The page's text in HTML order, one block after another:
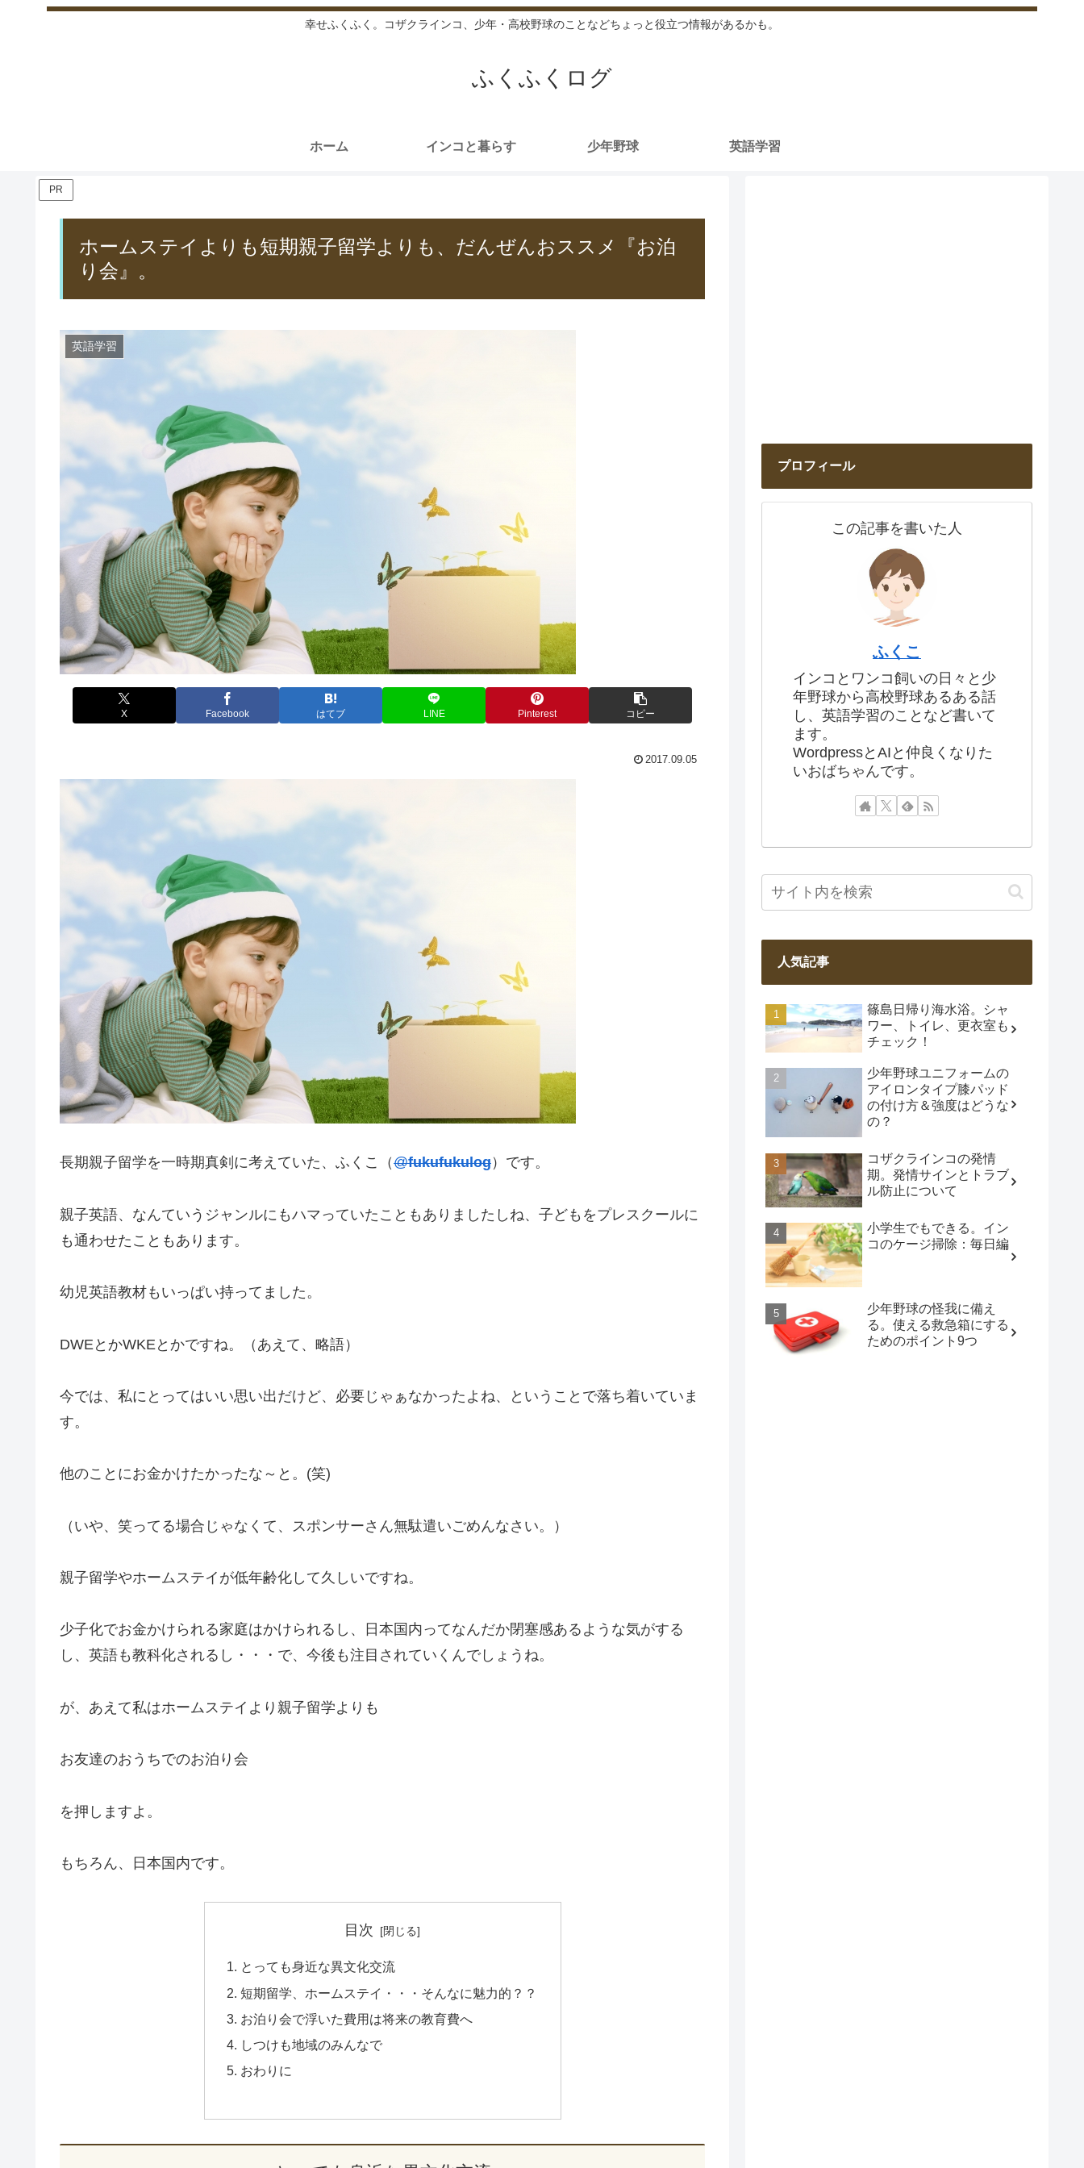
幸せふくふく。コザクラインコ、少年・高校野球のことなどちょっと役立つ情報があるかも。
ふくふくログ
ホーム インコと暮らす 少年野球 英語学習
PR
ホームステイよりも短期親子留学よりも、だんぜんおススメ『お泊
り会』。
英語学習
X Facebook はてブ LINE Pinterest コピー
2017.09.05
長期親子留学を一時期真剣に考えていた、ふくこ（@fukufukulog）です。
親子英語、なんていうジャンルにもハマっていたこともありましたしね、子どもをプレスクールに
も通わせたこともあります。
幼児英語教材もいっぱい持ってました。
DWEとかWKEとかですね。（あえて、略語）
今では、私にとってはいい思い出だけど、必要じゃぁなかったよね、ということで落ち着いていま
す。
他のことにお金かけたかったな～と。(笑)
（いや、笑ってる場合じゃなくて、スポンサーさん無駄遣いごめんなさい。）
親子留学やホームステイが低年齢化して久しいですね。
少子化でお金かけられる家庭はかけられるし、日本国内ってなんだか閉塞感あるような気がする
し、英語も教科化されるし・・・で、今後も注目されていくんでしょうね。
が、あえて私はホームステイより親子留学よりも
お友達のおうちでのお泊り会
を押しますよ。
もちろん、日本国内です。
目次
とっても身近な異文化交流
短期留学、ホームステイ・・・そんなに魅力的？？
お泊り会で浮いた費用は将来の教育費へ
しつけも地域のみんなで
おわりに
プロフィール
この記事を書いた人
ふくこ
インコとワンコ飼いの日々と少
年野球から高校野球あるある話
し、英語学習のことなど書いて
ます。
WordpressとAIと仲良くなりた
いおばちゃんです。
人気記事
篠島日帰り海水浴。シャ
ワー、トイレ、更衣室も
チェック！
少年野球ユニフォームの
アイロンタイプ膝パッド
の付け方＆強度はどうな
の？
コザクラインコの発情
期。発情サインとトラブ
ル防止について
小学生でもできる。イン
コのケージ掃除：毎日編
少年野球の怪我に備え
る。使える救急箱にする
ためのポイント9つ